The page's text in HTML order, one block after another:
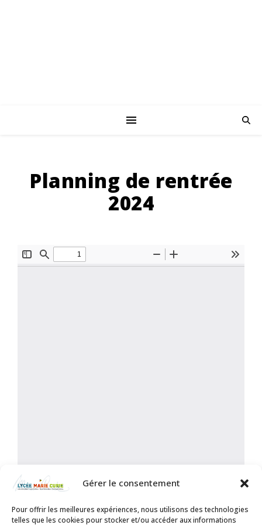
Gérer le consentement
Pour offrir les meilleures expériences, nous utilisons des technologies
telles que les cookies pour stocker et/ou accéder aux informations
Planning de rentrée
2024